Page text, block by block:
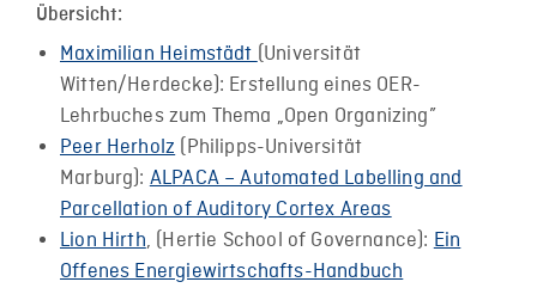
Übersicht:
Maximilian Heimstädt (Universität
Witten/Herdecke): Erstellung eines OER-
Lehrbuches zum Thema „Open Organizing”
Peer Herholz (Philipps-Universität
Marburg): ALPACA – Automated Labelling and
Parcellation of Auditory Cortex Areas
Lion Hirth, (Hertie School of Governance): Ein
Offenes Energiewirtschafts-Handbuch